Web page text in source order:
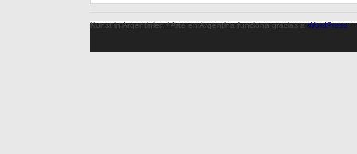
Kunst in Argentinien / Arte en Argentina funciona gracias aWordPress